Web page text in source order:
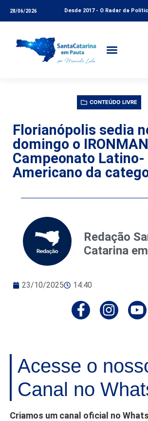
28/06/2026 Desde 2017 - O Radar da
CONTEÚDO LIVRE
Florianópolis sedia
domingo o
Campeonato Latino-
Americano da
Redação
Catarina
23/10/2025 14:40
Acesse o
Canal no
Criamos um canal oficial no